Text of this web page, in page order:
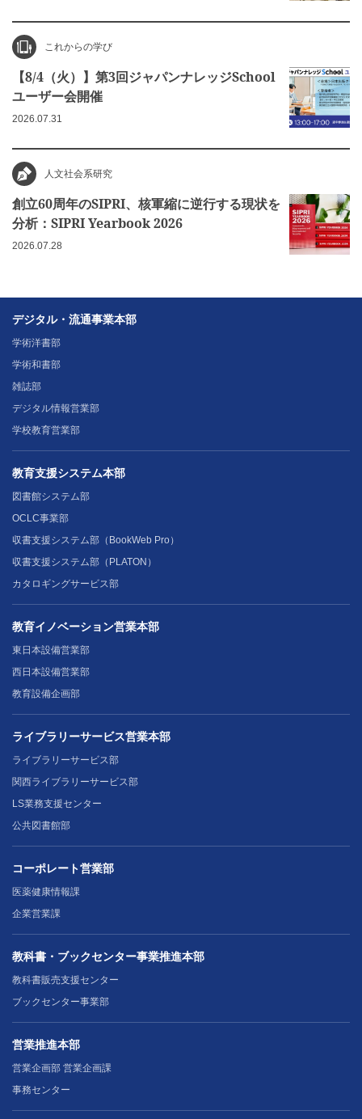
これからの学び
【8/4（火）】第3回ジャパンナレッジSchool
ユーザー会開催
2026.07.31
人文社会系研究
創立60周年のSIPRI、核軍縮に逆行する現状を
分析：SIPRI Yearbook 2026
2026.07.28
デジタル・流通事業本部
学術洋書部
学術和書部
雑誌部
デジタル情報営業部
学校教育営業部
教育支援システム本部
図書館システム部
OCLC事業部
収書支援システム部（BookWeb Pro）
収書支援システム部（PLATON）
カタロギングサービス部
教育イノベーション営業本部
東日本設備営業部
西日本設備営業部
教育設備企画部
ライブラリーサービス営業本部
ライブラリーサービス部
関西ライブラリーサービス部
LS業務支援センター
公共図書館部
コーポレート営業部
医薬健康情報課
企業営業課
教科書・ブックセンター事業推進本部
教科書販売支援センター
ブックセンター事業部
営業推進本部
営業企画部 営業企画課
事務センター